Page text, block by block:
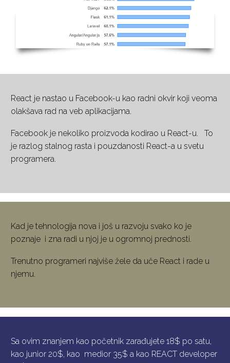
React je nastao u Facebook-u kao radni okvir koji veoma
olakšava rad na veb aplikacijama.
Facebook je nekoliko proizvoda kodirao u React-u. To
je razlog stalnog rasta i pouzdanosti React-a u svetu
programera.
Kad je tehnologija nova i još u razvoju svako ko je
poznaje i zna radi u njoj je u ogromnoj prednosti.
Trenutno programeri najviše žele da uče React i rade u
njemu.
Sa ovim znanjem kao početnik zarađujete 18$ po satu,
kao junior 20$, kao medior 35$ a kao REACT developer